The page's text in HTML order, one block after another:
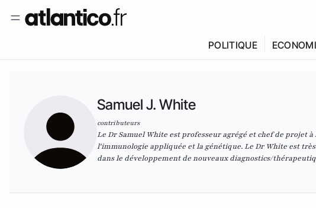
POLITIQUE
Samuel J. White
contributeurs
Le Dr Samuel White est professeur agrégé et chef de projet
l'immunologie appliquée et la génétique. Le Dr White est
dans le développement de nouveaux diagnostics/